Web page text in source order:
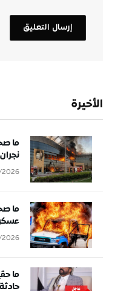
الأخيرة
ما
ما
ما